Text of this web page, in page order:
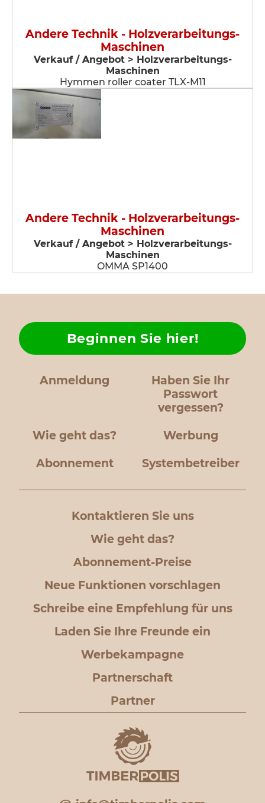
Andere Technik - Holzverarbeitungs-
Maschinen
Verkauf / Angebot > Holzverarbeitungs-
Maschinen
Hymmen roller coater TLX-M11
Andere Technik - Holzverarbeitungs-
Maschinen
Verkauf / Angebot > Holzverarbeitungs-
Maschinen
OMMA SP1400
Anmeldung
Haben Sie Ihr
Passwort
vergessen?
Wie geht das?
Beginnen Sie hier!
Werbung
Abonnement Systembetreiber
Kontaktieren Sie uns
Wie geht das?
Abonnement-Preise
Neue Funktionen vorschlagen
Schreibe eine Empfehlung für uns
Laden Sie Ihre Freunde ein
Werbekampagne
Partnerschaft
Partner